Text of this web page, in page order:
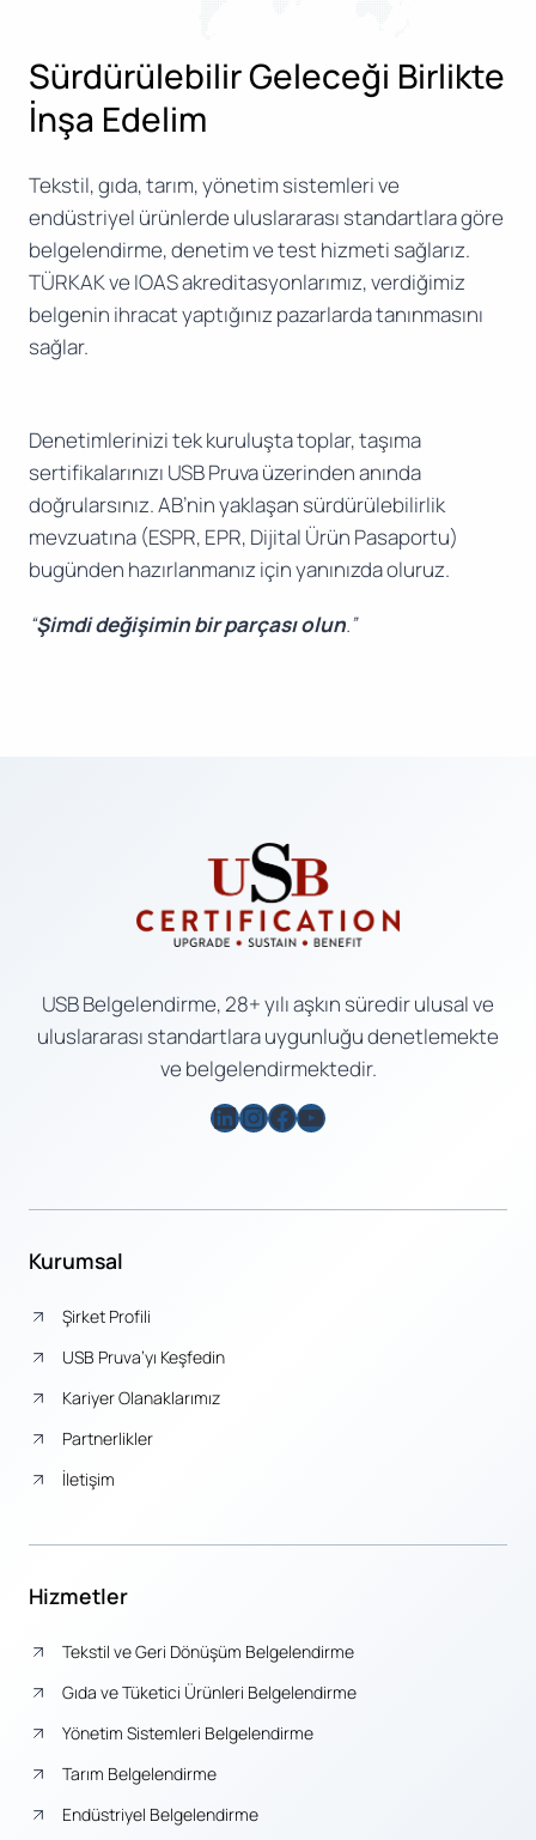
Sürdürülebilir Geleceği Birlikte
İnşa Edelim
Tekstil, gıda, tarım, yönetim sistemleri ve
endüstriyel ürünlerde uluslararası standartlara göre
belgelendirme, denetim ve test hizmeti sağlarız.
TÜRKAK ve IOAS akreditasyonlarımız, verdiğimiz
belgenin ihracat yaptığınız pazarlarda tanınmasını
sağlar.
Denetimlerinizi tek kuruluşta toplar, taşıma
sertifikalarınızı USB Pruva üzerinden anında
doğrularsınız. AB’nin yaklaşan sürdürülebilirlik
mevzuatına (ESPR, EPR, Dijital Ürün Pasaportu)
bugünden hazırlanmanız için yanınızda oluruz.
“Şimdi değişimin bir parçası olun.”
USB Belgelendirme, 28+ yılı aşkın süredir ulusal ve
uluslararası standartlara uygunluğu denetlemekte
ve belgelendirmektedir.
LinkedIn
Instagram
Facebook
YouTube
Kurumsal
Şirket Profili
USB Pruva’yı Keşfedin
Kariyer Olanaklarımız
Partnerlikler
İletişim
Hizmetler
Tekstil ve Geri Dönüşüm Belgelendirme
Gıda ve Tüketici Ürünleri Belgelendirme
Yönetim Sistemleri Belgelendirme
Tarım Belgelendirme
Endüstriyel Belgelendirme